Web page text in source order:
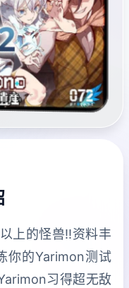
上的怪兽!!资料丰
你的Yarimon测试
习得超无敌